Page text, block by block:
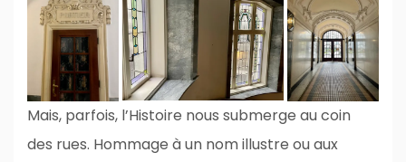
Mais, parfois, l’Histoire nous submerge au coin
des rues. Hommage à un nom illustre ou aux